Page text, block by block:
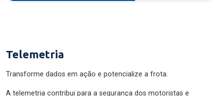
Telemetria
Transforme dados em ação e potencialize a frota.
A telemetria contribui para a segurança dos motoristas e